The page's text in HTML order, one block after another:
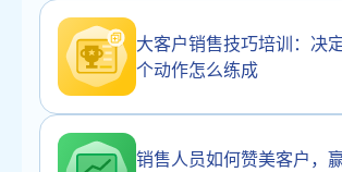
大客户销售技巧培训：决
个动作怎么练成
销售人员如何赞美客户，